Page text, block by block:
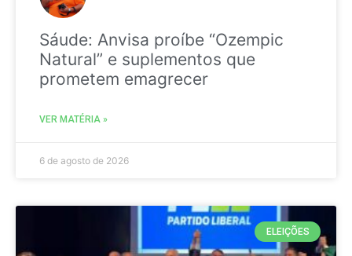
Sáude: Anvisa proíbe “Ozempic
Natural” e suplementos que
prometem emagrecer
VER MATÉRIA »
6 de agosto de 2026
ELEIÇÕES